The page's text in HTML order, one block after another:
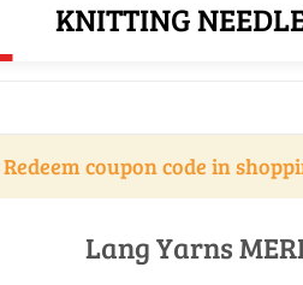
KNITTING
coupon code in
Lang Yarns